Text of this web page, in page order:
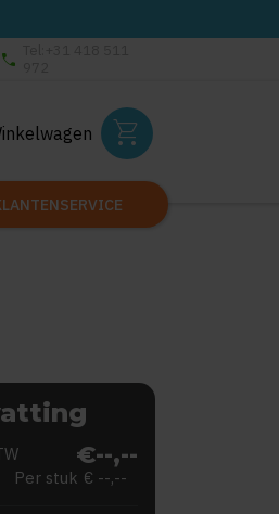
phone
shopping_cart
€--,--
Per stuk € --,--